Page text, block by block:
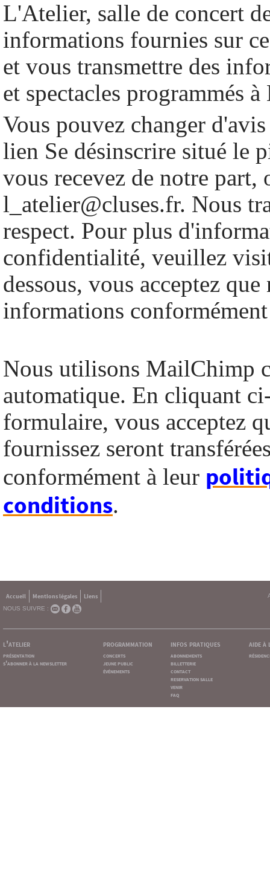
L'Atelier, salle de concert
informations fournies sur
et vous transmettre des
et spectacles programmés
Vous pouvez changer
lien Se désinscrire situé le
vous recevez de notre part,
l_atelier@cluses.fr. Nous
respect. Pour plus
confidentialité, veuillez
dessous, vous acceptez
informations conformément
Nous utilisons MailChimp
automatique. En cliquant
formulaire, vous acceptez
fournissez seront
conformément à leur
conditions.
Accueil Mentions légales
Liens
NOUS SUIVRE :
l'atelier
présentation
s'abonner à la newsletter
programmation
concerts
jeune public
événements
infos pratiques
abonnements
billetterie
contact
reservation salle
venir
faq
aide